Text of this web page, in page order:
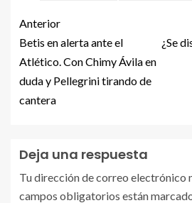
Anterior
Betis en alerta ante el
Atlético. Con Chimy Ávila en
duda y Pellegrini tirando de
cantera
¿Se
Deja una respuesta
Tu dirección de correo electrónico
campos obligatorios están